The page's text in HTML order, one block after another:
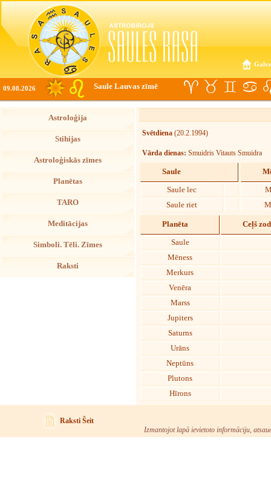
09.08.2026 Saule Lauvas zīmē
Astroloģija
Stihijas
Astroloģiskās zīmes
Planētas
TARO
Meditācijas
Simboli. Tēli. Zīmes
Raksti
Svētdiena (20.2.1994)
Vārda dienas: Smuidris Vitauts Smuidra
Saule
Saule lec
Saule riet
Planēta Ceļš
Saule
Mēness
Merkurs
Venēra
Marss
Jupiters
Saturns
Urāns
Neptūns
Plutons
Hīrons
Raksti Šeit
Izmantojot lapā ievietoto informāciju,